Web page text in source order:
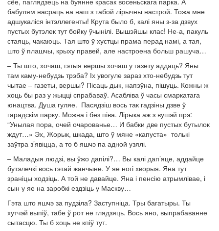
бабулям насраць на наш з табой лірычны настрой. Тожа мне
адшукаліся інтэллегенты! Крута было б, калі яны з-за дзвух
пустых бутэлек тут бойку ўчынілі. Вышэйшы клас! Не-а, пакуль
стаяць, чакаюць. Тая што ў хустцы прама перад намі, а тая,
што ў плашчы, крыху правей, але настроена больш рашуча…
– Ты што, хочаш, гэтыя вершы хочаш у газету аддаць? Яны
там каму-небудзь трэба? Іх увогуле зараз хто-небудзь тут
чытае – газеты, вершы? Пісаць дык, напэўна, пішуць. Кожны ж
хоць бы раз у жыцці спрабаваў. Асабліва ў часы смаркатага
юнацтва. Душа гуляе. Пасядзіш вось так гадзіны дзве ў
гарадскім парку. Можна і без піва. Лірыка аж з вушэй прэ:
“Унылая пора, очей очарованье… И бабки две пустых бутылок
ждут…» Эх, Жорык, шкада, што ў мяне «капуста» толькі
заўтра з’явіцца, а то б яшчэ па адной узялі.
– Маладыя людзі, вы ўжо дапілі?… Вы калі дап’яце, аддайце
бутэлечкі вось гэтай жанчыне. У яе ногі хворыя. Яна тут
зраніцы ходзіць. А той не давайце. Яна і пенсію атрымлівае, і
сын у яе на заробкі ездзіць у Маскву…
Гэта што яшчэ за пудзіла? Заступніца. Тры багатыры. Ты
хутчэй выпіў, табе ў рот не глядзяць. Вось яно, выпрабаванне
сытасцю. Ты б хоць не кпіў тут.